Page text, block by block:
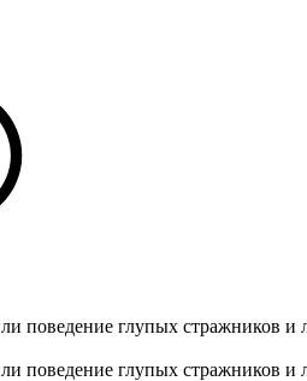
поведение глупых стражников и
поведение глупых стражников и